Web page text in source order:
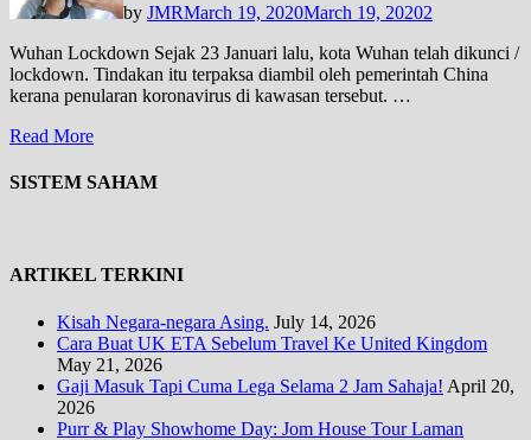
by JMRMarch 19, 2020March 19, 20202
Wuhan Lockdown Sejak 23 Januari lalu, kota Wuhan telah dikunci /
lockdown. Tindakan itu terpaksa diambil oleh pemerintah China
kerana penularan koronavirus di kawasan tersebut. …
Read More
SISTEM SAHAM
ARTIKEL TERKINI
Kisah Negara-negara Asing. July 14, 2026
Cara Buat UK ETA Sebelum Travel Ke United Kingdom
May 21, 2026
Gaji Masuk Tapi Cuma Lega Selama 2 Jam Sahaja! April 20,
2026
Purr & Play Showhome Day: Jom House Tour Laman